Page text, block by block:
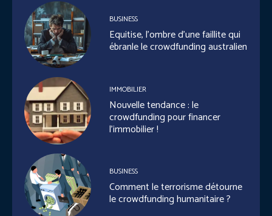
BUSINESS
Equitise, l’ombre d’une faillite qui
ébranle le crowdfunding australien
IMMOBILIER
Nouvelle tendance : le
crowdfunding pour financer
l’immobilier !
BUSINESS
Comment le terrorisme détourne
le crowdfunding humanitaire ?